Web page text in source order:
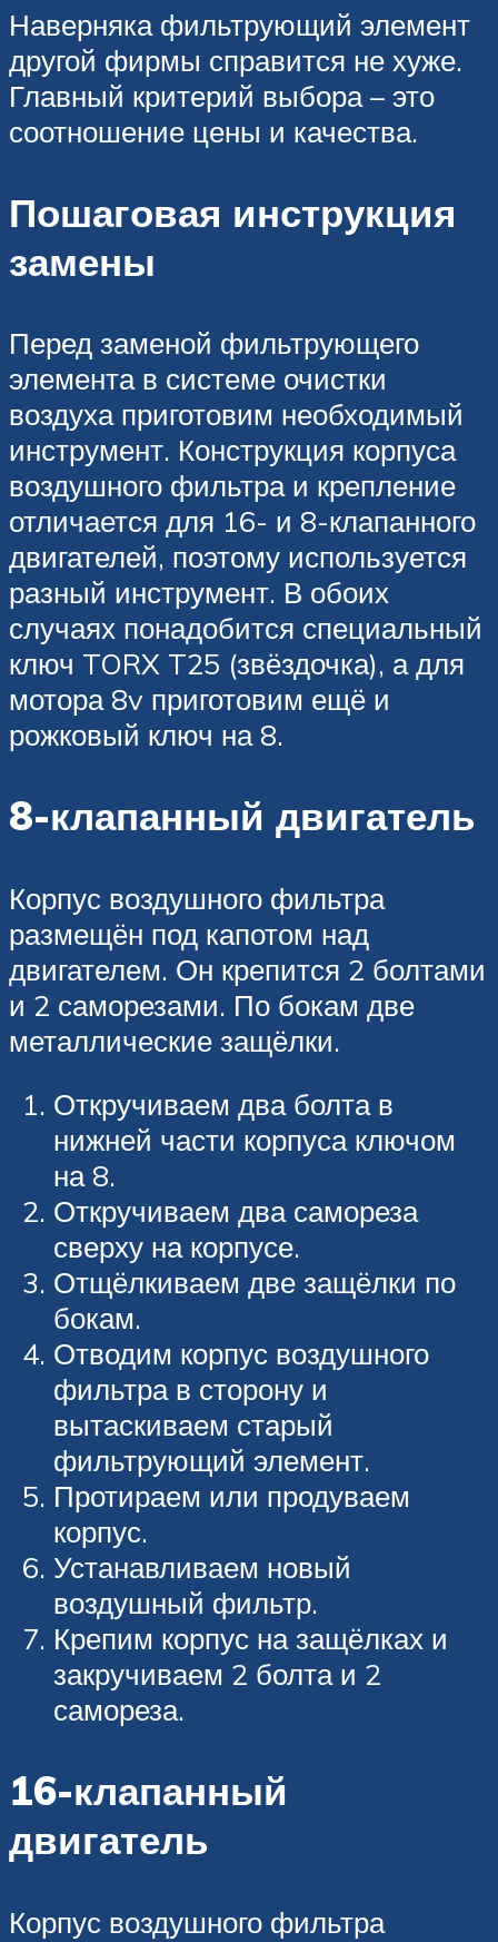
Наверняка фильтрующий элемент
другой фирмы справится не хуже.
Главный критерий выбора – это
соотношение цены и качества.
Пошаговая инструкция
замены
Перед заменой фильтрующего
элемента в системе очистки
воздуха приготовим необходимый
инструмент. Конструкция корпуса
воздушного фильтра и крепление
отличается для 16- и 8-клапанного
двигателей, поэтому используется
разный инструмент. В обоих
случаях понадобится специальный
ключ TORX T25 (звёздочка), а для
мотора 8v приготовим ещё и
рожковый ключ на 8.
8-клапанный двигатель
Корпус воздушного фильтра
размещён под капотом над
двигателем. Он крепится 2 болтами
и 2 саморезами. По бокам две
металлические защёлки.
Откручиваем два болта в
нижней части корпуса ключом
на 8.
Откручиваем два самореза
сверху на корпусе.
Отщёлкиваем две защёлки по
бокам.
Отводим корпус воздушного
фильтра в сторону и
вытаскиваем старый
фильтрующий элемент.
Протираем или продуваем
корпус.
Устанавливаем новый
воздушный фильтр.
Крепим корпус на защёлках и
закручиваем 2 болта и 2
самореза.
16-клапанный
двигатель
Корпус воздушного фильтра